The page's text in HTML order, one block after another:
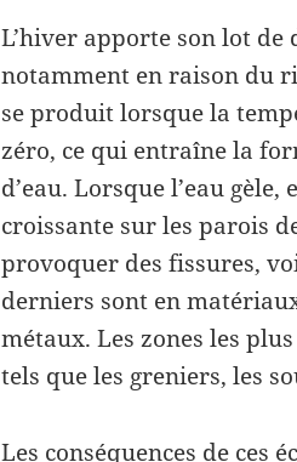
L’hiver apporte son lot
notamment en raison du
se produit lorsque la
zéro, ce qui entraîne la
d’eau. Lorsque l’eau
croissante sur les parois
provoquer des fissures,
derniers sont en
métaux. Les zones les
tels que les greniers, les
Les conséquences de ces